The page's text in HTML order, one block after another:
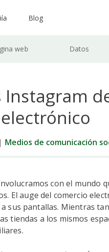
Blog
web Datos
| Medios de comunicación
con el mundo
El auge del comercio
sus pantallas. Mientras
tiendas a los mismos